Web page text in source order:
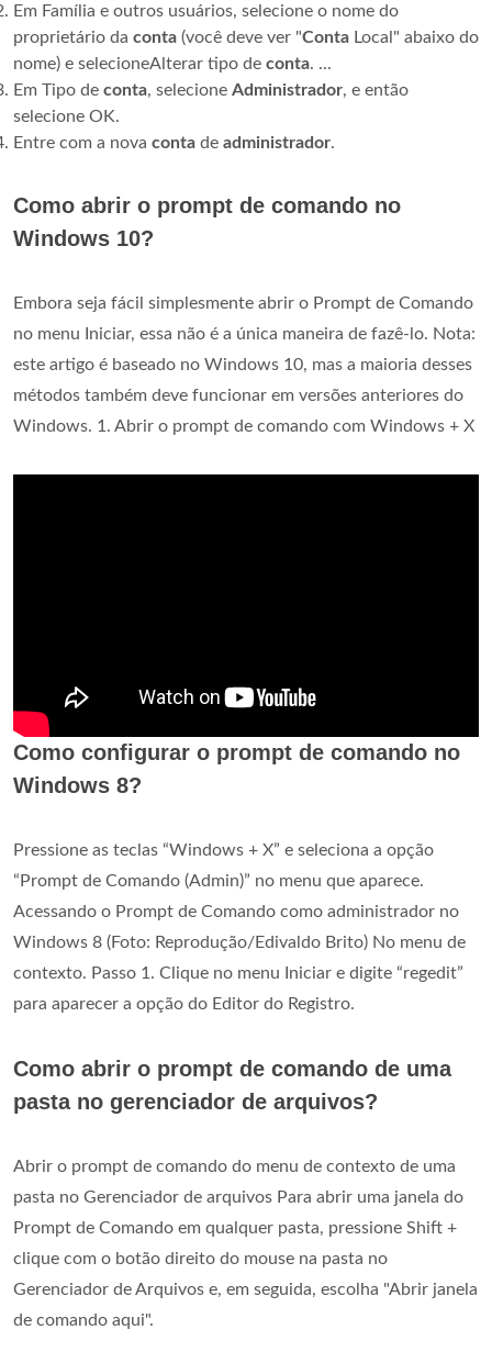
Em Família e outros usuários, selecione o nome do
proprietário da conta (você deve ver "Conta Local" abaixo do
nome) e selecioneAlterar tipo de conta. ...
Em Tipo de conta, selecione Administrador, e então
selecione OK.
Entre com a nova conta de administrador.
Como abrir o prompt de comando no
Windows 10?
Embora seja fácil simplesmente abrir o Prompt de Comando
no menu Iniciar, essa não é a única maneira de fazê-lo. Nota:
este artigo é baseado no Windows 10, mas a maioria desses
métodos também deve funcionar em versões anteriores do
Windows. 1. Abrir o prompt de comando com Windows + X
Como configurar o prompt de comando no
Windows 8?
Pressione as teclas “Windows + X” e seleciona a opção
“Prompt de Comando (Admin)” no menu que aparece.
Acessando o Prompt de Comando como administrador no
Windows 8 (Foto: Reprodução/Edivaldo Brito) No menu de
contexto. Passo 1. Clique no menu Iniciar e digite “regedit”
para aparecer a opção do Editor do Registro.
Como abrir o prompt de comando de uma
pasta no gerenciador de arquivos?
Abrir o prompt de comando do menu de contexto de uma
pasta no Gerenciador de arquivos Para abrir uma janela do
Prompt de Comando em qualquer pasta, pressione Shift +
clique com o botão direito do mouse na pasta no
Gerenciador de Arquivos e, em seguida, escolha "Abrir janela
de comando aqui".